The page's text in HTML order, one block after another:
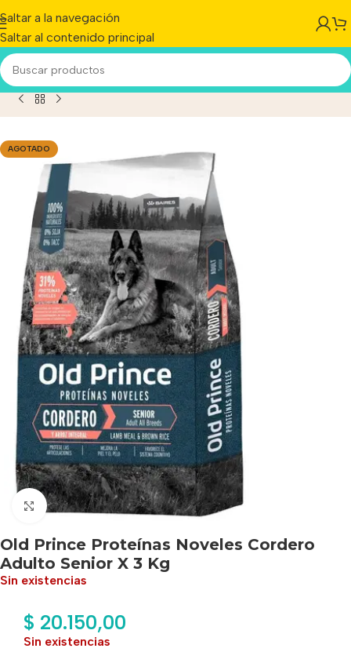
Saltar a la navegación
Saltar al contenido principal
Prince Proteínas Noveles Cordero Adulto Senior X 3 Kg
AGOTADO
Haga clic para ampliar
Old Prince Proteínas Noveles Cordero
Adulto Senior X 3 Kg
Sin existencias
$ 20.150,00
Sin existencias